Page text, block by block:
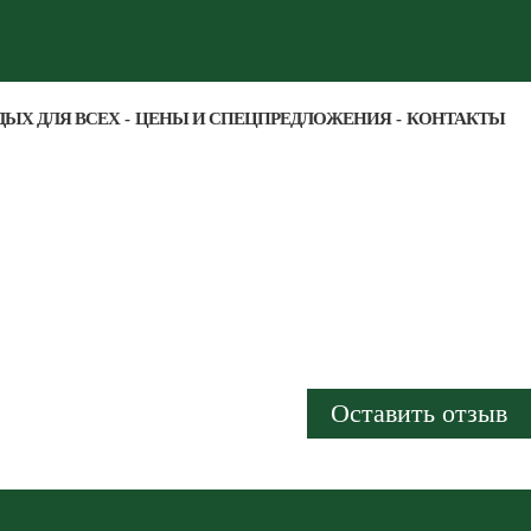
ДЛЯ ВСЕХ ЦЕНЫ И СПЕЦПРЕДЛОЖЕНИЯ КОНТАКТЫ
Оставить отзыв